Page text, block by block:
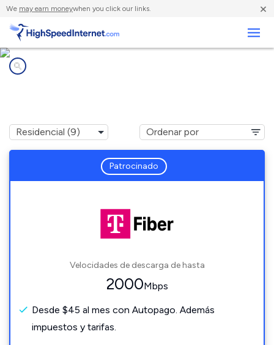
We may earn moneywhen you click our links. ×
Patrocinado
Velocidades de descarga de hasta
2000Mbps
Desde $45 al mes con Autopago. Además
impuestos y tarifas.